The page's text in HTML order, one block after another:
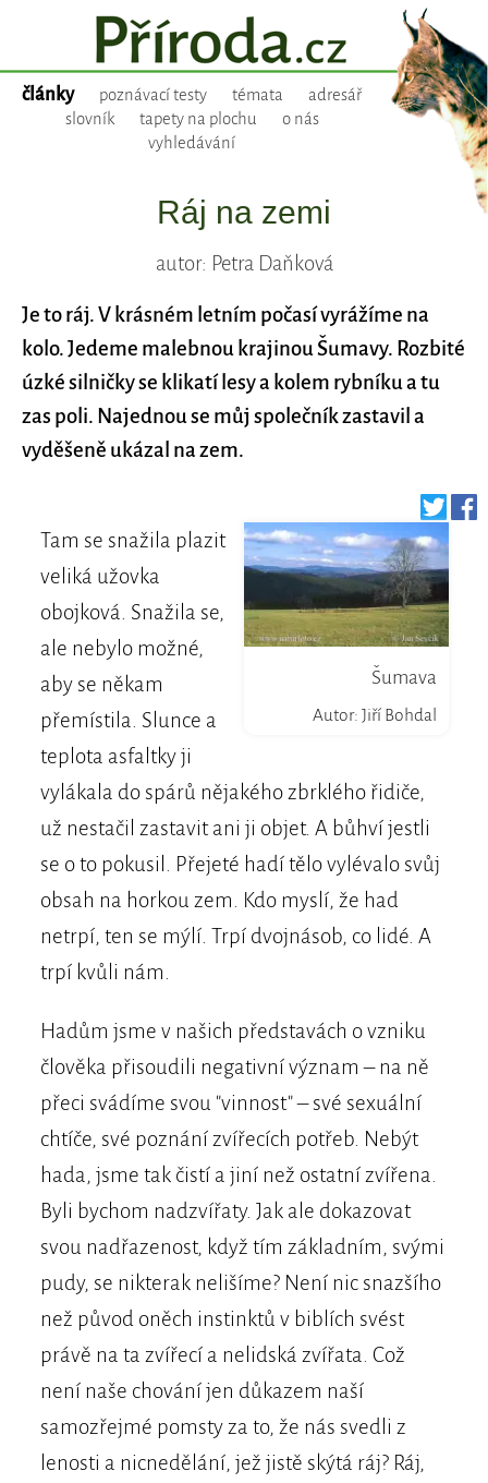
články poznávací testy témata
adresář
slovník
tapety na plochu
o nás
vyhledávání
Ráj na zemi
autor: Petra Daňková
Je to ráj. V krásném letním počasí vyrážíme na
kolo. Jedeme malebnou krajinou Šumavy. Rozbité
úzké silničky se klikatí lesy a kolem rybníku a tu
zas poli. Najednou se můj společník zastavil a
vyděšeně ukázal na zem.
Šumava
Autor: Jiří Bohdal
Tam se snažila plazit
veliká užovka
obojková. Snažila se,
ale nebylo možné,
aby se někam
přemístila. Slunce a
teplota asfaltky ji
vylákala do spárů nějakého zbrklého řidiče,
už nestačil zastavit ani ji objet. A bůhví jestli
se o to pokusil. Přejeté hadí tělo vylévalo svůj
obsah na horkou zem. Kdo myslí, že had
netrpí, ten se mýlí. Trpí dvojnásob, co lidé. A
trpí kvůli nám.
Hadům jsme v našich představách o vzniku
člověka přisoudili negativní význam – na ně
přeci svádíme svou "vinnost" – své sexuální
chtíče, své poznání zvířecích potřeb. Nebýt
hada, jsme tak čistí a jiní než ostatní zvířena.
Byli bychom nadzvířaty. Jak ale dokazovat
svou nadřazenost, když tím základním, svými
pudy, se nikterak nelišíme? Není nic snazšího
než původ oněch instinktů v biblích svést
právě na ta zvířecí a nelidská zvířata. Což
není naše chování jen důkazem naší
samozřejmé pomsty za to, že nás svedli z
lenosti a nicnedělání, jež jistě skýtá ráj? Ráj,